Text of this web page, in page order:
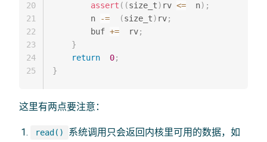
assert ( (size_t) rv <=
  n
) ;
        n
-= (size_t) rv;
        buf
+=
  rv
;
}
return
0;
}
20
21
22
23
24
25
这里有两点要注意：
read()
系统调用只会返回内核里可用的数据，如